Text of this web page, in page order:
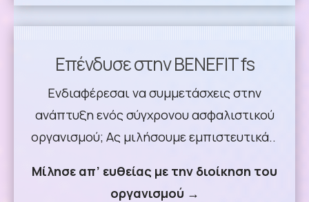
Επένδυσε στην BENEFIT fs
Ενδιαφέρεσαι να συμμετάσχεις στην
ανάπτυξη ενός σύγχρονου ασφαλιστικού
οργανισμού; Ας μιλήσουμε εμπιστευτικά..
Μίλησε απ’ ευθείας με την διοίκηση του
οργανισμού →